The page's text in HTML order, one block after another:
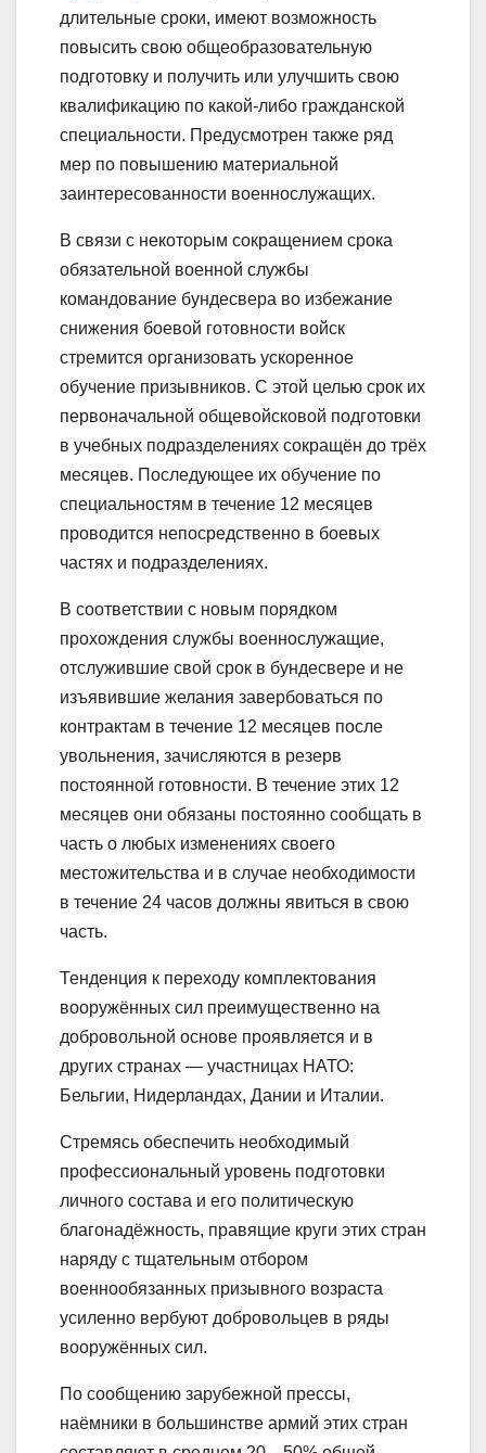
длительные сроки, имеют возможность
повысить свою общеобразовательную
подготовку и получить или улучшить свою
квалификацию по какой-либо гражданской
специальности. Предусмотрен также ряд
мер по повышению материальной
заинтересованности военнослужащих.
В связи с некоторым сокращением срока
обязательной военной службы
командование бундесвера во избежание
снижения боевой готовности войск
стремится организовать ускоренное
обучение призывников. С этой целью срок их
первоначальной общевойсковой подготовки
в учебных подразделениях сокращён до трёх
месяцев. Последующее их обучение по
специальностям в течение 12 месяцев
проводится непосредственно в боевых
частях и подразделениях.
В соответствии с новым порядком
прохождения службы военнослужащие,
отслужившие свой срок в бундесвере и не
изъявившие желания завербоваться по
контрактам в течение 12 месяцев после
увольнения, зачисляются в резерв
постоянной готовности. В течение этих 12
месяцев они обязаны постоянно сообщать в
часть о любых изменениях своего
местожительства и в случае необходимости
в течение 24 часов должны явиться в свою
часть.
Тенденция к переходу комплектования
вооружённых сил преимущественно на
добровольной основе проявляется и в
других странах — участницах НАТО:
Бельгии, Нидерландах, Дании и Италии.
Стремясь обеспечить необходимый
профессиональный уровень подготовки
личного состава и его политическую
благонадёжность, правящие круги этих стран
наряду с тщательным отбором
военнообязанных призывного возраста
усиленно вербуют добровольцев в ряды
вооружённых сил.
По сообщению зарубежной прессы,
наёмники в большинстве армий этих стран